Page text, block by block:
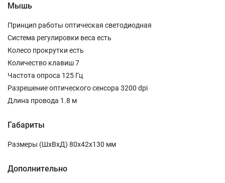
Мышь
Принцип работы оптическая светодиодная
Система регулировки веса есть
Колесо прокрутки есть
Количество клавиш 7
Частота опроса 125 Гц
Разрешение оптического сенсора 3200 dpi
Длина провода 1.8 м
Габариты
Размеры (ШxВxД) 80x42x130 мм
Дополнительно